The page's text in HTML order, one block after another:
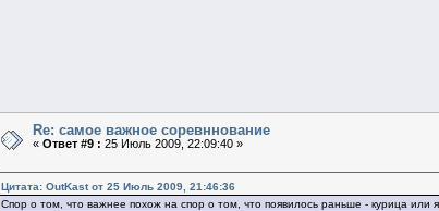
Re: самое важное соревннование
«Ответ #9 : 25 Июль 2009, 22:09:40 »
Цитата: OutKast от 25 Июль 2009, 21:46:36
Спор о том, что важнее похож на спор о том, что появилось раньше - курица или